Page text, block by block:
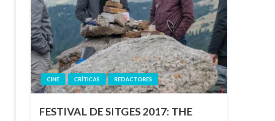
CINE CRÍTICAS REDACTORES
FESTIVAL DE SITGES 2017: THE